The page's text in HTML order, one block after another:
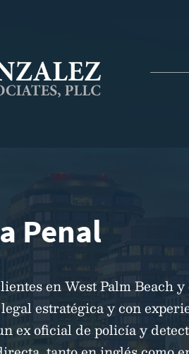
Penal
en West Palm Beach
estratégica y con
ex oficial de policía y